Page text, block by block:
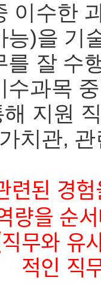
이수한
능)을 기
를 잘 수
과목
지원
치관,
련된 경
량을 순
무와 유
적인 직